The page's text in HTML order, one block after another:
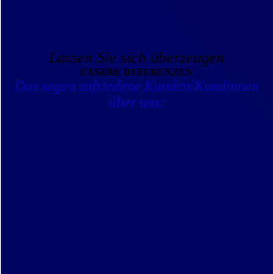
Lassen Sie sich überzeugen
UNSERE REFERENZEN
Das sagen zufriedene Kunden/Kundinnen
über uns: